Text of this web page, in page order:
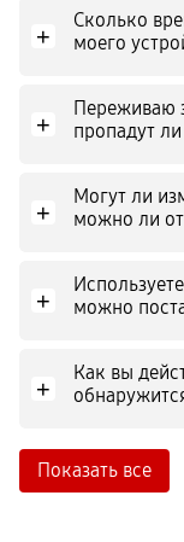
+
Сколько
моего
+
Переживаю
пропадут
+
Могут ли
можно ли
+
можно
+
Как вы
Показать все